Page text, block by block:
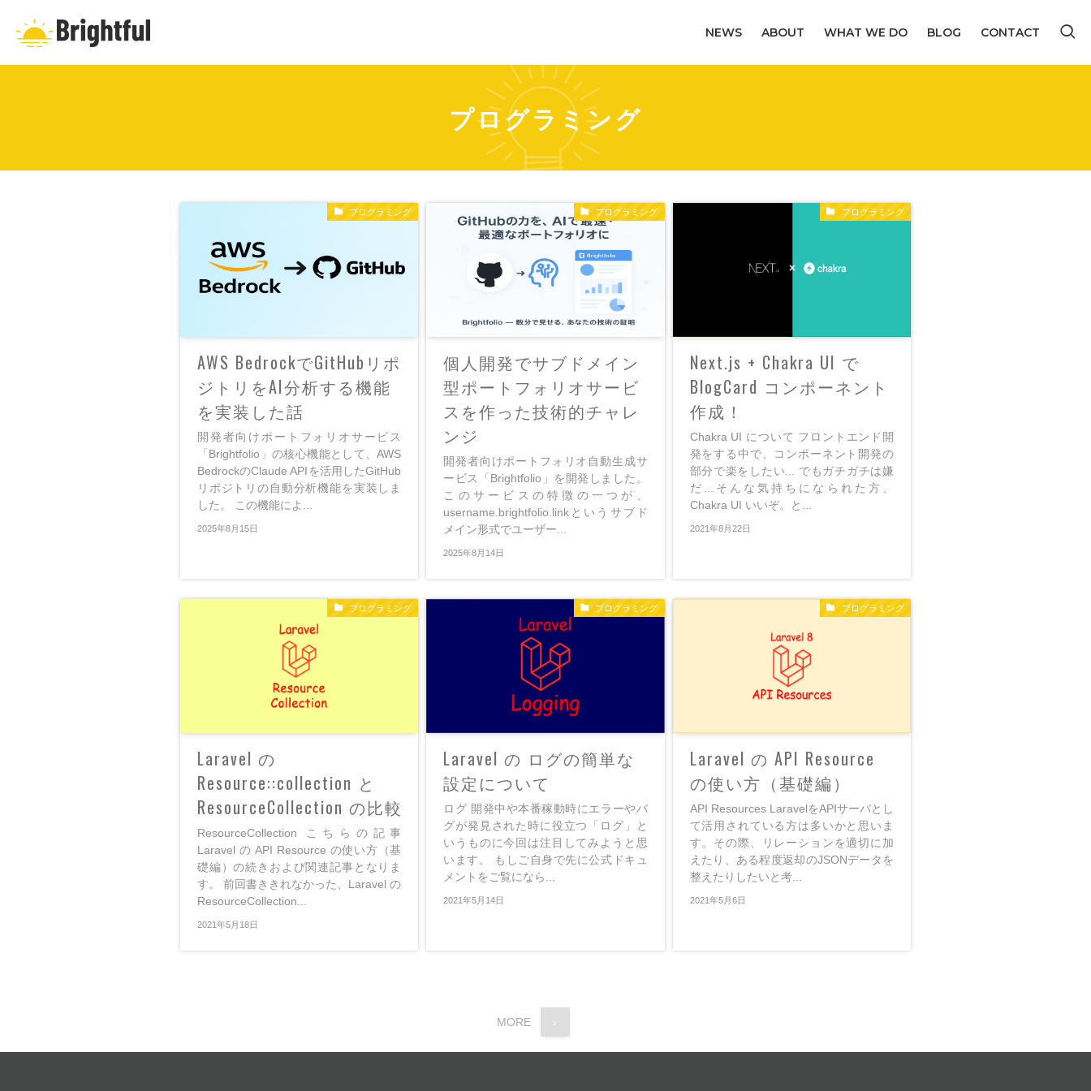
NEWS ABOUT WHAT WE DO BLOG CONTACT
プログラミング
プログラミング
AWS BedrockでGitHubリポ
ジトリをAI分析する機能
を実装した話
開発者向けポートフォリオサービス
「Brightfolio」の核心機能として、AWS
BedrockのClaude APIを活用したGitHub
リポジトリの自動分析機能を実装しま
した。 この機能によ...
2025年8月15日
プログラミング
個人開発でサブドメイン
型ポートフォリオサービ
スを作った技術的チャレ
ンジ
開発者向けポートフォリオ自動生成サ
ービス「Brightfolio」を開発しました。
このサービスの特徴の一つが、
username.brightfolio.linkというサブド
メイン形式でユーザー...
2025年8月14日
プログラミング
Next.js + Chakra UI で
BlogCard コンポーネント
作成！
Chakra UI について フロントエンド開
発をする中で、コンポーネント開発の
部分で楽をしたい... でもガチガチは嫌
だ...そんな気持ちになられた方、
Chakra UI いいぞ。と...
2021年8月22日
プログラミング
Laravel の
Resource::collection と
ResourceCollection の比較
ResourceCollection こちらの記事
Laravel の API Resource の使い方（基
礎編）の続きおよび関連記事となりま
す。 前回書ききれなかった、Laravel の
ResourceCollection...
2021年5月18日
プログラミング
Laravel の ログの簡単な
設定について
ログ 開発中や本番稼動時にエラーやバ
グが発見された時に役立つ「ログ」と
いうものに今回は注目してみようと思
います。 もしご自身で先に公式ドキュ
メントをご覧になら...
2021年5月14日
プログラミング
Laravel の API Resource
の使い方（基礎編）
API Resources LaravelをAPIサーバとし
て活用されている方は多いかと思いま
す。その際、リレーションを適切に加
えたり、ある程度返却のJSONデータを
整えたりしたいと考...
2021年5月6日
MORE ›